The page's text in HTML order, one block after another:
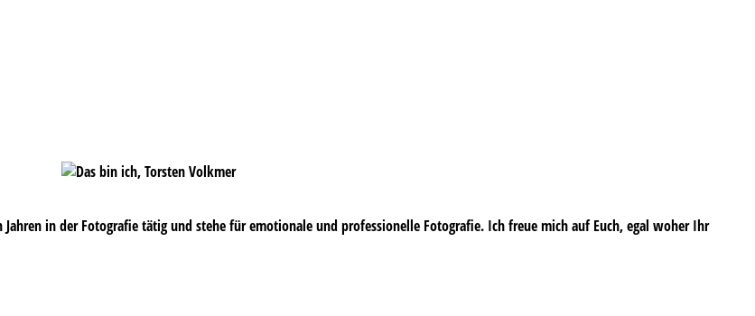
in der Fotografie tätig und stehe für emotionale und professionelle Fotografie. Ich freue mich auf Euch, egal woher Ihr